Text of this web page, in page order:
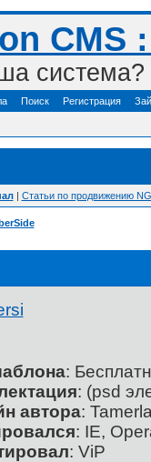
Поиск Регистрация
| Статьи по продвижению
:
: (psd
автора:
: IE,
: ViP